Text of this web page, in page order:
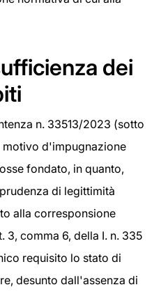
dei
n. 33513/2023 (sotto
motivo d'impugnazione
fondato, in quanto,
di legittimità
alla corresponsione
3, comma 6, della I. n. 335
requisito lo stato di
desunto dall'assenza di